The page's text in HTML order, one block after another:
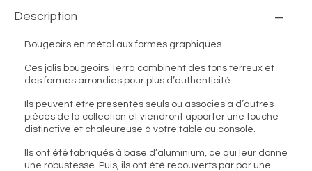
Description
Bougeoirs en métal aux formes graphiques.
Ces jolis bougeoirs Terra combinent des tons terreux et
des formes arrondies pour plus d’authenticité.
Ils peuvent être présentés seuls ou associés à d’autres
pièces de la collection et viendront apporter une touche
distinctive et chaleureuse à votre table ou console.
Ils ont été fabriqués à base d’aluminium, ce qui leur donne
une robustesse. Puis, ils ont été recouverts par par une